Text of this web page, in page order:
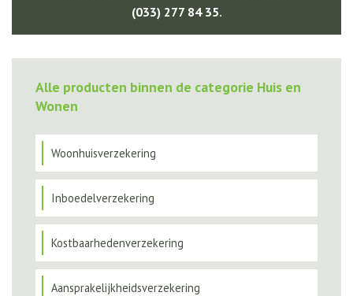
(033) 277 84 35.
Alle producten binnen de categorie Huis en
Wonen
Woonhuisverzekering
Inboedelverzekering
Kostbaarhedenverzekering
Aansprakelijkheidsverzekering